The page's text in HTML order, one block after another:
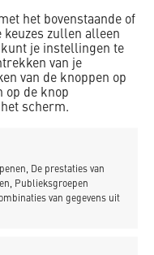
het bovenstaande of
keuzes zullen alleen
kunt je instellingen te
van je
van de knoppen op
op de knop
scherm.
De prestaties van
Publieksgroepen
van gegevens uit
HHNK